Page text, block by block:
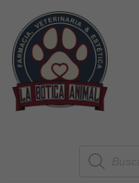
Saltar
al
contenido